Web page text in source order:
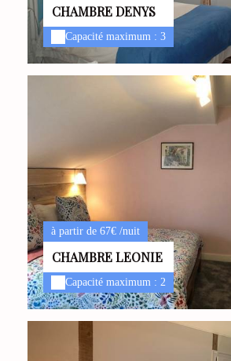
CHAMBRE DENYS
Capacité maximum : 3
à partir de 67€ /nuit
CHAMBRE LEONIE
Capacité maximum : 2